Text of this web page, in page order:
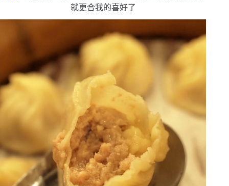
就更合我的喜好了